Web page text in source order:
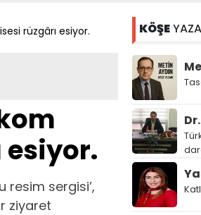
rüzgârı esiyor.
esiyor.
resim sergisi’,
ziyaret
KÖŞE